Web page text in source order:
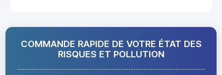
COMMANDE RAPIDE DE VOTRE ÉTAT DES
RISQUES ET POLLUTION